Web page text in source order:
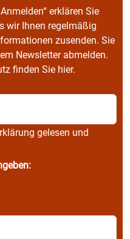
erklären Sie
wir Ihnen regelmäßig
zusenden. Sie
Newsletter abmelden.
finden Sie hier.
gelesen und